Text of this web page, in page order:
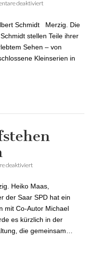
deaktiviert
abstrakt
Schmidt Merzig. Die
stellen Teile ihrer
Sehen – von
Kleinserien in
deaktiviert
Heiko Maas,
der Saar SPD hat ein
mit Co-Autor Michael
es kürzlich in der
die gemeinsam…